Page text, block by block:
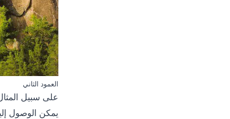
العمود الثاني
يمكن الوصول